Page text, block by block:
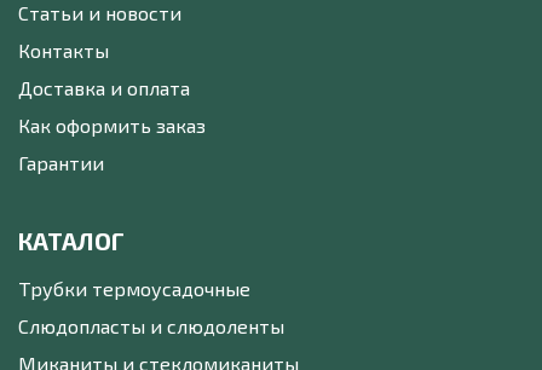
Статьи и новости
Контакты
Доставка и оплата
Как оформить заказ
Гарантии
КАТАЛОГ
Трубки термоусадочные
Слюдопласты и слюдоленты
Миканиты и стекломиканиты